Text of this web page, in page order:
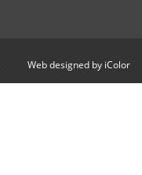
Web designed by iColor